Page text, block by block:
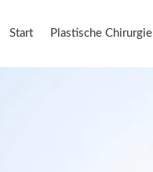
Start Plastische Chirurgie